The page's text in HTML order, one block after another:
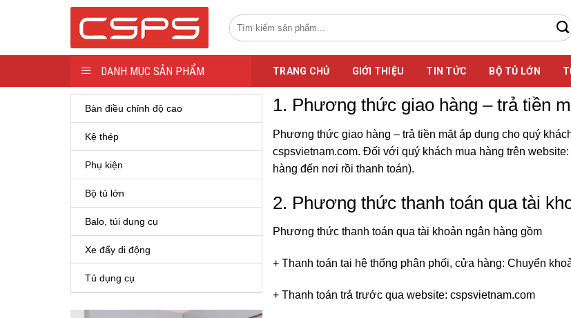
DANH MỤC SẢN PHẨM TRANG CHỦ GIỚI THIỆU TIN TỨC BỘ TỦ LỚN
1. Phương thức giao hàng – trả tiền
Phương thức giao hàng – trả tiền mặt áp dụng cho quý
cspsvietnam.com. Đối với quý khách mua hàng trên
hàng đến nơi rồi thanh toán).
2. Phương thức thanh toán qua tài
Phương thức thanh toán qua tài khoản ngân hàng gồm
+ Thanh toán tại hệ thống phân phối, cửa hàng: Chuyển
+ Thanh toán trả trước qua website: cspsvietnam.com
Bàn điều chỉnh độ cao
Kệ thép
Phụ kiện
Bộ tủ lớn
Balo, túi dụng cụ
Xe đẩy di động
Tủ dụng cụ